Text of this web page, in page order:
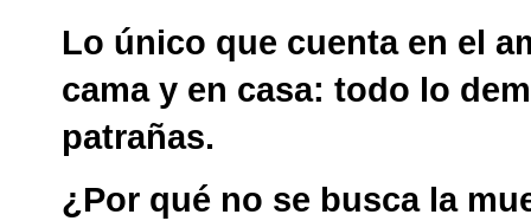
Lo único que cuenta en el
cama y en casa: todo lo
patrañas.
¿Por qué no se busca la